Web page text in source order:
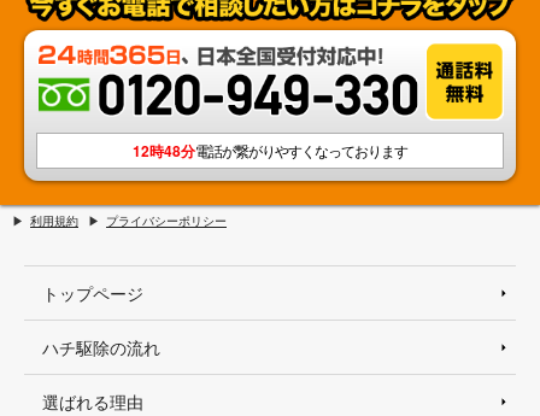
12時48分電話が繋がりやすくなっております
利用規約 プライバシーポリシー
トップページ
ハチ駆除の流れ
選ばれる理由